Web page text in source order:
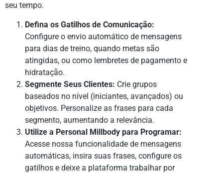
seu tempo.
Defina os Gatilhos de Comunicação:
Configure o envio automático de mensagens
para dias de treino, quando metas são
atingidas, ou como lembretes de pagamento e
hidratação.
Segmente Seus Clientes: Crie grupos
baseados no nível (iniciantes, avançados) ou
objetivos. Personalize as frases para cada
segmento, aumentando a relevância.
Utilize a Personal Millbody para Programar:
Acesse nossa funcionalidade de mensagens
automáticas, insira suas frases, configure os
gatilhos e deixe a plataforma trabalhar por